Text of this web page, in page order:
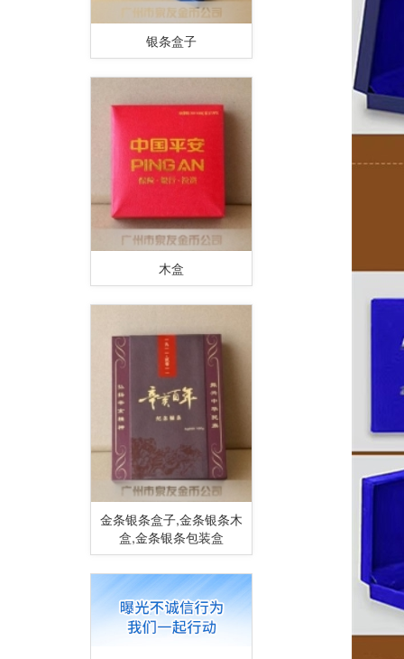
银条盒子
木盒
金条银条盒子,金条银条木
盒,金条银条包装盒